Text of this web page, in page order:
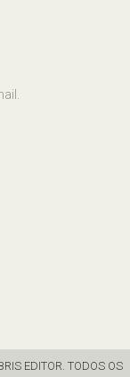
EDITOR. TODOS OS